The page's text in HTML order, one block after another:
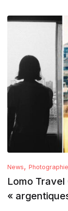
News, Photographie
Lomo
«